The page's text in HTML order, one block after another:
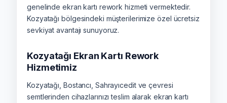
genelinde ekran kartı rework hizmeti vermektedir.
Kozyatağı bölgesindeki müşterilerimize özel ücretsiz
sevkiyat avantajı sunuyoruz.
Kozyatağı Ekran Kartı Rework
Hizmetimiz
Kozyatağı, Bostancı, Sahrayıcedit ve çevresi
semtlerinden cihazlarınızı teslim alarak ekran kartı